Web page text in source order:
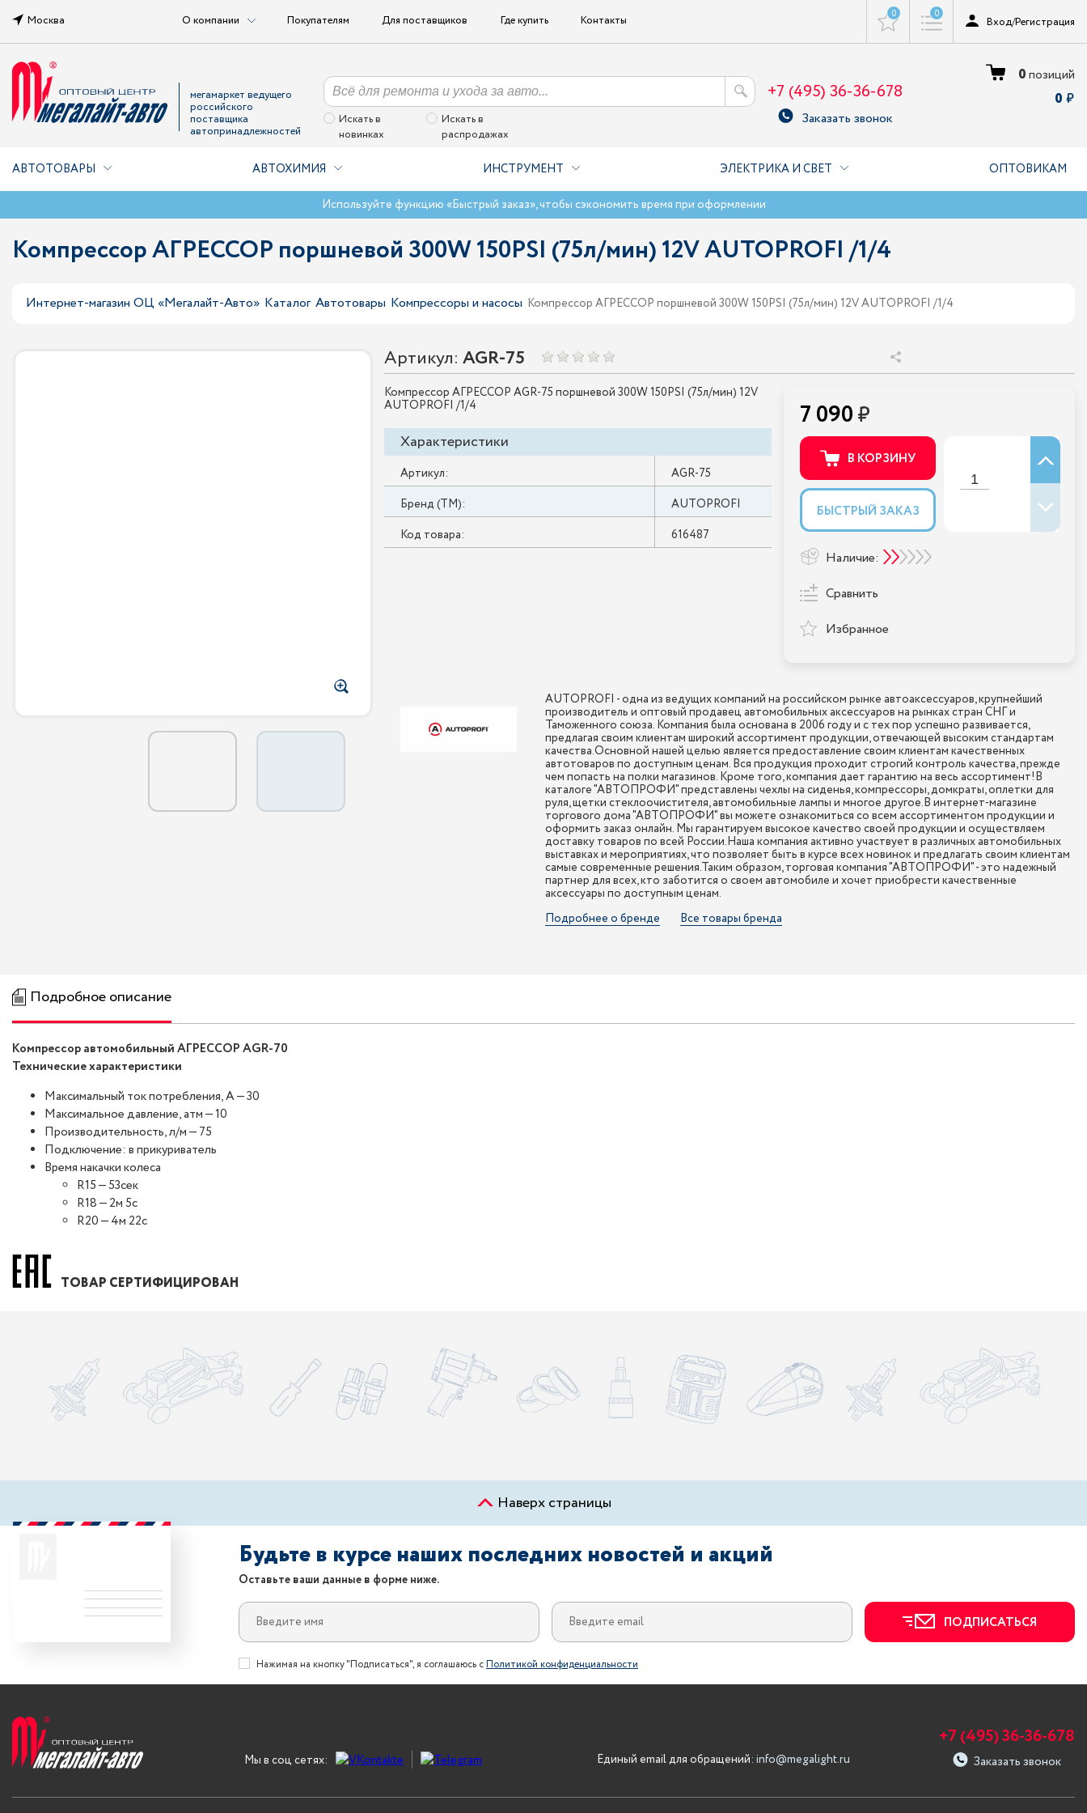
Москва О компании Покупателям Для поставщиков Где купить Контакты 0 0
Вход/Регистрация
мегамаркет ведущего
российского
поставщика
автопринадлежностей
Искать в
новинках
Искать в
распродажах
+7 (495) 36-36-678
Заказать звонок
0позиций
0
АВТОТОВАРЫ АВТОХИМИЯ ИНСТРУМЕНТ ЭЛЕКТРИКА И СВЕТ ОПТОВИКАМ
Используйте функцию «Быстрый заказ», чтобы сэкономить время при оформлении
Компрессор АГРЕССОР поршневой 300W 150PSI (75л/мин) 12V AUTOPROFI /1/4
Интернет-магазин ОЦ «Мегалайт-Авто» Каталог Автотовары Компрессоры и насосы Компрессор АГРЕССОР поршневой 300W 150PSI (75л/мин) 12V AUTOPROFI /1/4
Артикул: AGR-75
Компрессор АГРЕССОР AGR-75 поршневой 300W 150PSI (75л/мин) 12V
AUTOPROFI /1/4
Характеристики
Артикул:
AGR-75
Бренд (ТМ):
AUTOPROFI
Код товара:
616487
7 090
В КОРЗИНУ
БЫСТРЫЙ ЗАКАЗ
Наличие:
Сравнить
Избранное
AUTOPROFI - одна из ведущих компаний на российском рынке автоаксессуаров, крупнейший
производитель и оптовый продавец автомобильных аксессуаров на рынках стран СНГ и
Таможенного союза. Компания была основана в 2006 году и с тех пор успешно развивается,
предлагая своим клиентам широкий ассортимент продукции, отвечающей высоким стандартам
качества.Основной нашей целью является предоставление своим клиентам качественных
автотоваров по доступным ценам. Вся продукция проходит строгий контроль качества, прежде
чем попасть на полки магазинов. Кроме того, компания дает гарантию на весь ассортимент!В
каталоге "АВТОПРОФИ" представлены чехлы на сиденья, компрессоры, домкраты, оплетки для
руля, щетки стеклоочистителя, автомобильные лампы и многое другое.В интернет-магазине
торгового дома "АВТОПРОФИ" вы можете ознакомиться со всем ассортиментом продукции и
оформить заказ онлайн. Мы гарантируем высокое качество своей продукции и осуществляем
доставку товаров по всей России.Наша компания активно участвует в различных автомобильных
выставках и мероприятиях, что позволяет быть в курсе всех новинок и предлагать своим клиентам
самые современные решения.Таким образом, торговая компания "АВТОПРОФИ" - это надежный
партнер для всех, кто заботится о своем автомобиле и хочет приобрести качественные
аксессуары по доступным ценам.
Подробнее о бренде
Все товары бренда
Подробное описание
Компрессор автомобильный АГРЕССОР AGR-70
Технические характеристики
Максимальный ток потребления, А — 30
Максимальное давление, атм — 10
Производительность, л/м — 75
Подключение: в прикуриватель
Время накачки колеса
R15 — 53сек
R18 — 2м 5с
R20 — 4м 22с
ТОВАР СЕРТИФИЦИРОВАН
Наверх страницы
Будьте в курсе наших последних новостей и акций
Оставьте ваши данные в форме ниже.
ПОДПИСАТЬСЯ
Нажимая на кнопку "Подписаться", я соглашаюсь сПолитикой конфиденциальности
Мы в соц сетях: Единый email для обращений: info@megalight.ru
+7 (495) 36-36-678
Заказать звонок